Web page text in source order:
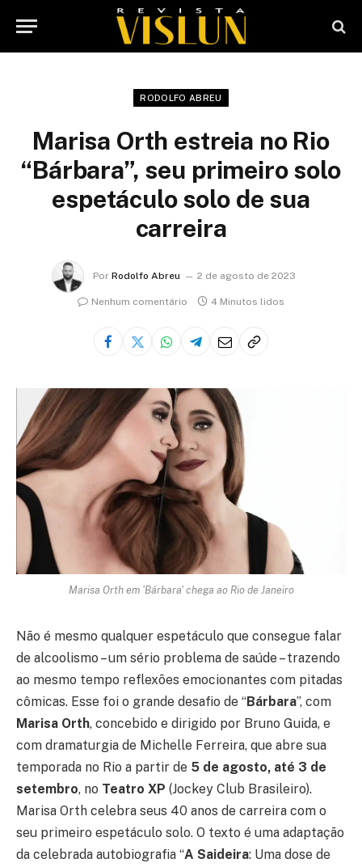
RODOLFO ABREU
Marisa Orth estreia no Rio
“Bárbara”, seu primeiro solo
espetáculo solo de sua
carreira
Por Rodolfo Abreu 2 de agosto de 2023
Nenhum comentário 4 Minutos lidos
Marisa Orth em 'Bárbara' chega ao Rio de Janeiro
Não é mesmo qualquer espetáculo que consegue falar
de alcoolismo – um sério problema de saúde – trazendo
ao mesmo tempo reflexões emocionantes com pitadas
cômicas. Esse foi o grande desafio de “Bárbara”, com
Marisa Orth, concebido e dirigido por Bruno Guida, e
com dramaturgia de Michelle Ferreira, que abre sua
temporada no Rio a partir de 5 de agosto, até 3 de
setembro, no Teatro XP (Jockey Club Brasileiro).
Marisa Orth celebra seus 40 anos de carreira com o
seu primeiro espetáculo solo. O texto é uma adaptação
da celebrada autobiografia “A Saideira: Uma dose de